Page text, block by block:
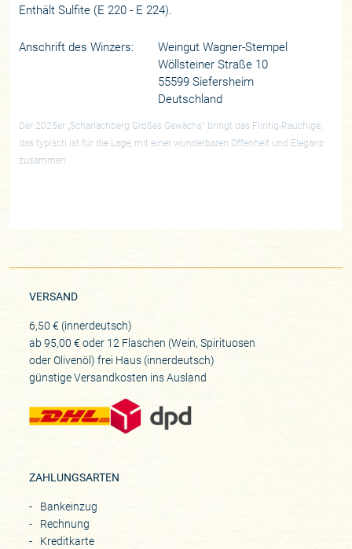
Enthält Sulfite (E 220 - E 224).
Anschrift des Winzers:
Weingut Wagner-Stempel
Wöllsteiner Straße 10
55599 Siefersheim
Deutschland
Der 2025er „Scharlachberg Großes Gewächs“ bringt das Flintig-Rauchige,
das typisch ist für die Lage, mit einer wunderbaren Offenheit und Eleganz
zusammen.
VERSAND
6,50 € (innerdeutsch)
ab 95,00 € oder 12 Flaschen (Wein, Spirituosen
oder Olivenöl) frei Haus (innerdeutsch)
günstige Versandkosten ins Ausland
ZAHLUNGSARTEN
Bankeinzug
Rechnung
Kreditkarte